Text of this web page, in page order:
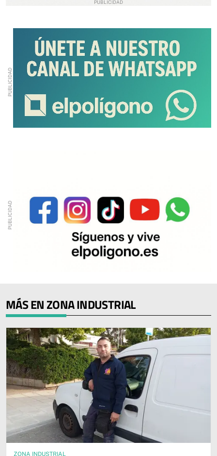
MÁS EN ZONA INDUSTRIAL
ZONA INDUSTRIAL